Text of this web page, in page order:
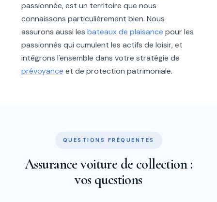
passionnée, est un territoire que nous
connaissons particulièrement bien. Nous
assurons aussi les bateaux de plaisance pour les
passionnés qui cumulent les actifs de loisir, et
intégrons l'ensemble dans votre stratégie de
prévoyance et de protection patrimoniale.
QUESTIONS FRÉQUENTES
Assurance voiture de collection :
vos questions